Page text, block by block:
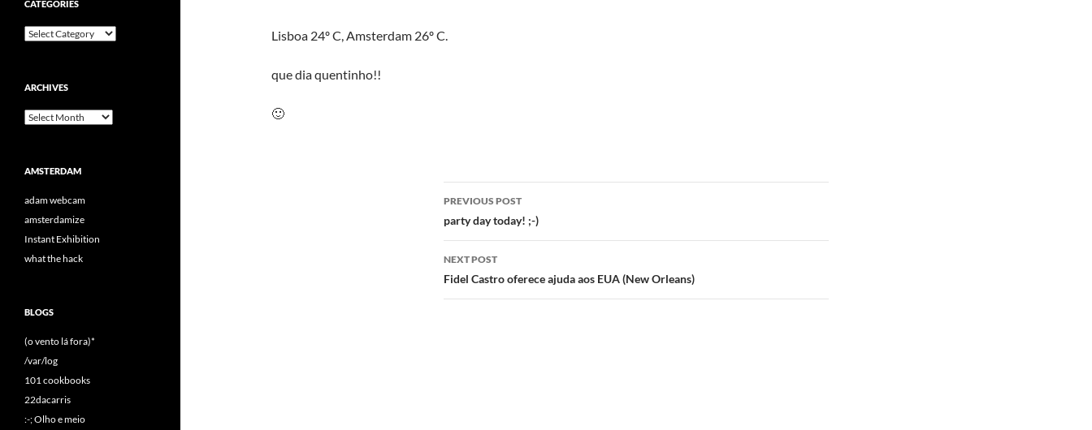
Lisboa 24º C, Amsterdam 26º C.
que dia quentinho!!
🙂
Post
navigation
PREVIOUS POST
party day today! ;-)
NEXT POST
Fidel Castro oferece ajuda aos EUA (New Orleans)
CATEGORIES
Categories
ARCHIVES
Archives
AMSTERDAM
adam webcam
amsterdamize
Instant Exhibition
what the hack
BLOGS
(o vento lá fora)*
/var/log
101 cookbooks
22dacarris
:-; Olho e meio